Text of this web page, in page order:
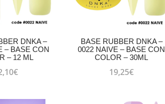
DNKA –
– BASE CON
– 12 ML
€
BASE RUBBER DNKA –
0022 NAIVE – BASE CON
COLOR – 30ML
19,25€